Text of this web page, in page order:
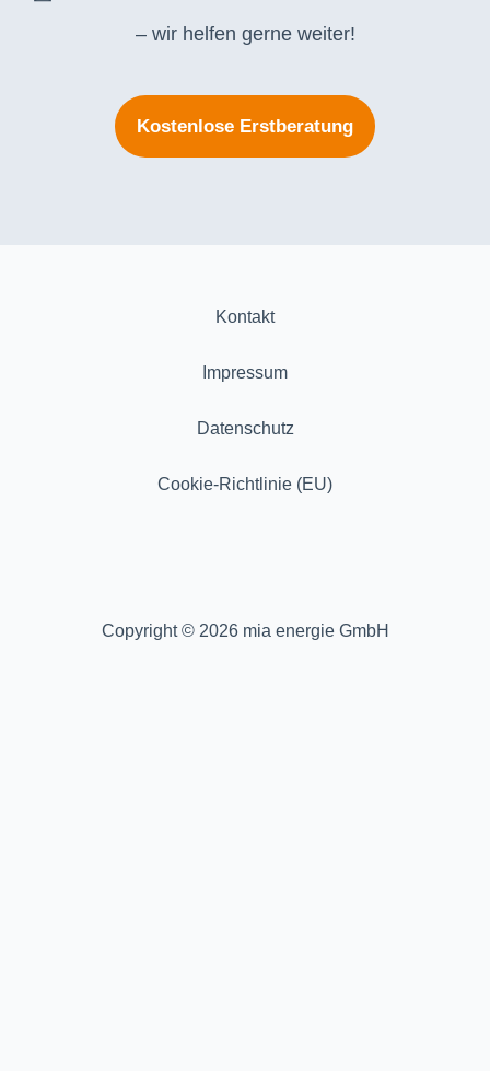
– wir helfen gerne weiter!
Kostenlose Erstberatung
Kontakt
Impressum
Datenschutz
Cookie-Richtlinie (EU)
Copyright © 2026 mia energie GmbH